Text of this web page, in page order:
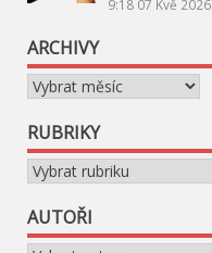
9:18 07 Kvě 2026
ARCHIVY
Archivy
RUBRIKY
Rubriky
AUTOŘI